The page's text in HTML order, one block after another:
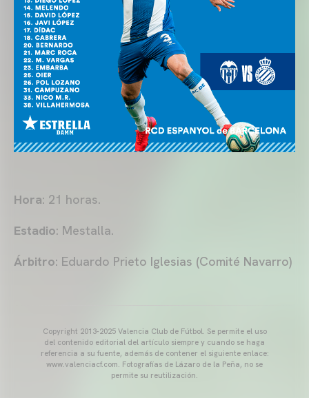
Hora: 21 horas.
Estadio: Mestalla.
Árbitro: Eduardo Prieto Iglesias (Comité Navarro)
Copyright 2013-2025 Valencia Club de Fútbol. Se permite el uso
del contenido editorial del artículo siempre y cuando se haga
referencia a su fuente, además de contener el siguiente enlace:
www.valenciacf.com. Fotografías de Lázaro de la Peña, no se
permite su reutilización.